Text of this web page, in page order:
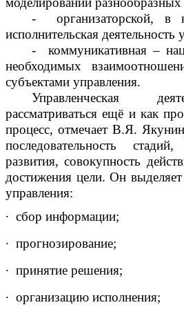
- организаторской, в
исполнительская
- коммуникативная –
необходимых
субъектами управления.
Управленческая
рассматриваться ещё и как
процесс, отмечает В.Я.
последовательность
развития, совокупность
достижения цели. Он
управления:
∙ сбор информации;
∙ прогнозирование;
∙ принятие решения;
∙ организацию исполнения;